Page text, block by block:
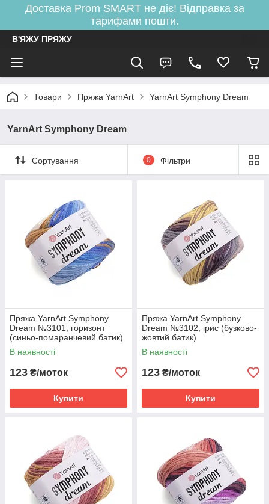
Доставка Prom SMART не діє! Відправка за
тарифами пошти.
В'ЯЖУ ПРЯЖУ
Товари Пряжа YarnArt YarnArt Symphony Dream
YarnArt Symphony Dream
Сортування 0 Фільтри
Пряжа YarnArt Symphony
Dream №3101, горизонт
(синьо-помаранчевий батик)
В наявності
123 ₴/моток
Купити
Пряжа YarnArt Symphony
Dream №3102, ірис (бузково-
жовтий батик)
В наявності
123 ₴/моток
Купити